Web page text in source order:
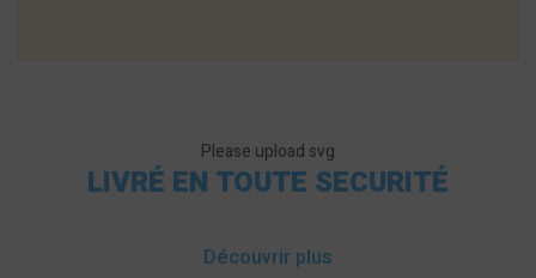
Please upload svg
LIVRÉ EN TOUTE SECURITÉ
Découvrir plus